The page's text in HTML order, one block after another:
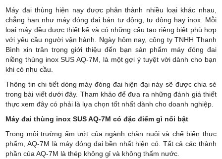
Máy đai thùng hiện nay được phân thành nhiều loại khác nhau,
chẳng hạn như máy đóng đai bán tự động, tự động hay inox. Mỗi
loại máy đều được thiết kế và có những cấu tạo riêng biệt phù hợp
với yêu cầu người vận hành. Ngày hôm nay, công ty TNHH Thanh
Bình xin trân trọng giới thiệu đến bạn sản phẩm máy đóng đai
niềng thùng inox SUS AQ-7M, là một gợi ý tuyệt vời dành cho bạn
khi có nhu cầu.
Thông tin chi tiết dòng máy đóng đai hiện đại này sẽ được chia sẻ
trong bài viết dưới đây. Tham khảo để đưa ra những đánh giá thiết
thực xem đây có phải là lựa chọn tốt nhất dành cho doanh nghiệp.
Máy đai thùng inox SUS AQ-7M có đặc điểm gì nổi bật
Trong môi trường ẩm ướt của ngành chăn nuôi và chế biến thực
phẩm, AQ-7M là máy đóng đai bền nhất hiện có. Tất cả các thành
phần của AQ-7M là thép không gỉ và không thấm nước.